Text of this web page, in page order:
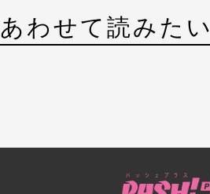
あわせて読みたい